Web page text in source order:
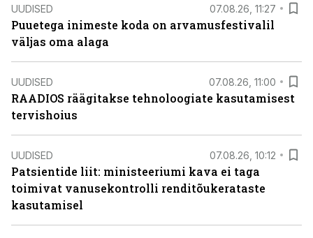
UUDISED 07.08.26, 11:27
Puuetega inimeste koda on arvamusfestivalil
väljas oma alaga
UUDISED 07.08.26, 11:00
RAADIOS räägitakse tehnoloogiate kasutamisest
tervishoius
UUDISED 07.08.26, 10:12
Patsientide liit: ministeeriumi kava ei taga
toimivat vanusekontrolli renditõukerataste
kasutamisel